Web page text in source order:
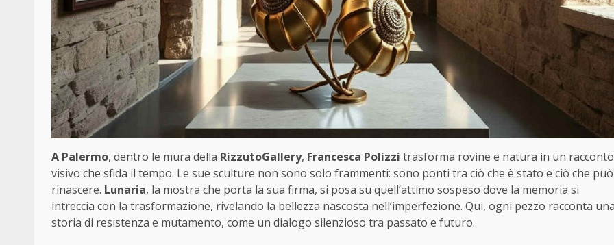
A Palermo, dentro le mura della RizzutoGallery, Francesca Polizzi trasforma rovine e natura in un racconto
visivo che sfida il tempo. Le sue sculture non sono solo frammenti: sono ponti tra ciò che è stato e ciò che può
rinascere. Lunaria, la mostra che porta la sua firma, si posa su quell’attimo sospeso dove la memoria si
intreccia con la trasformazione, rivelando la bellezza nascosta nell’imperfezione. Qui, ogni pezzo racconta
storia di resistenza e mutamento, come un dialogo silenzioso tra passato e futuro.